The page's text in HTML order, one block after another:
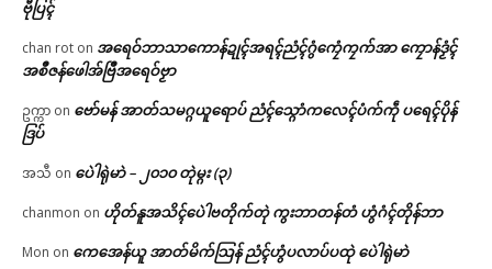
ဗီုပြၚ်
chan rot on အရေဝ်ဘာသာကောန်ဍုၚ်အရၚ်ညံၚ်ဂွံကၠေံကၠက်အာ ကၠောန်ဒၟံၚ်
အစဳဇန်ဖေါအ်ဗြဳအရေဝ်ဗၟာ
ဥက္ကာ on ဗော်မန် အာတ်သမဂ္ဂယူရောပ် ညံၚ်သ္ဂောံကလေၚ်ပံက်ကဵု ပရေၚ်ပိုန်
ဒြပ်
အသီ on ပေဲါရုဲမာဲ – ၂၀၁၀ တုဲမ္ဂး (၃)
chanmon on ဟိုတ်နူအသိၚ်ပေဲါဗတိုက်တုဲ ကွးဘာတန်တံ ဟွံဂံၚ်တိုန်ဘာ
Mon on ကေအေန်ယူ အာတ်မိက်သြန် ညံၚ်ဟွံပလာပ်ပထုဲ ပေဲါရုဲမာဲ